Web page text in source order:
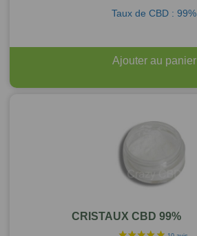
Taux de CBD : 99%
Ajouter au panier
CRISTAUX CBD 99%